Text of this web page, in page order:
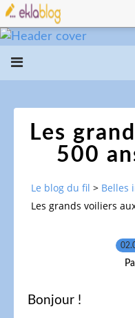
Les
500
Le blog du fil > Belles
Les grands voiliers
Bonjour !